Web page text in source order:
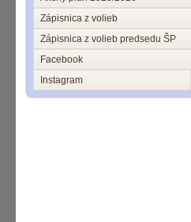
Zápisnica z volieb
Zápisnica z volieb predsedu ŠP
Facebook
Instagram